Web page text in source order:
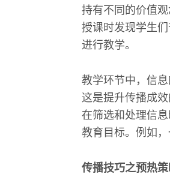
持有不同的价值
授课时发现学生
进行教学。
教学环节中，信
这是提升传播成
在筛选和处理信
教育目标。例如
传播技巧之预热策